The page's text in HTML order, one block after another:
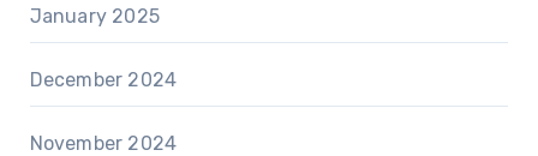
January 2025
December 2024
November 2024